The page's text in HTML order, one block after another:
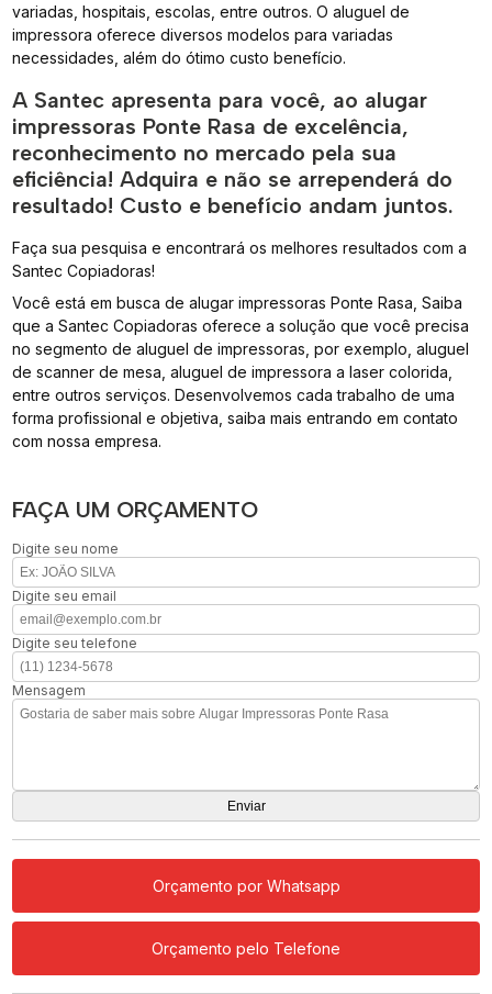
variadas, hospitais, escolas, entre outros. O aluguel de
impressora oferece diversos modelos para variadas
necessidades, além do ótimo custo benefício.
A Santec apresenta para você, ao alugar
impressoras Ponte Rasa de excelência,
reconhecimento no mercado pela sua
eficiência! Adquira e não se arrependerá do
resultado! Custo e benefício andam juntos.
Faça sua pesquisa e encontrará os melhores resultados com a
Santec Copiadoras!
Você está em busca de alugar impressoras Ponte Rasa, Saiba
que a Santec Copiadoras oferece a solução que você precisa
no segmento de aluguel de impressoras, por exemplo, aluguel
de scanner de mesa, aluguel de impressora a laser colorida,
entre outros serviços. Desenvolvemos cada trabalho de uma
forma profissional e objetiva, saiba mais entrando em contato
com nossa empresa.
FAÇA UM ORÇAMENTO
Digite seu nome
Digite seu email
Digite seu telefone
Mensagem
Orçamento por Whatsapp
Orçamento pelo Telefone